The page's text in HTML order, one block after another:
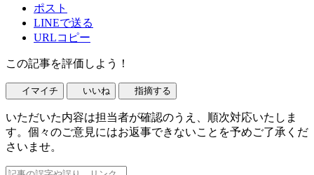
ポスト
LINEで送る
URLコピー
この記事を評価しよう！
イマイチ いいね 指摘する
いただいた内容は担当者が確認のうえ、順次対応いたしま
す。個々のご意見にはお返事できないことを予めご了承くだ
さいませ。